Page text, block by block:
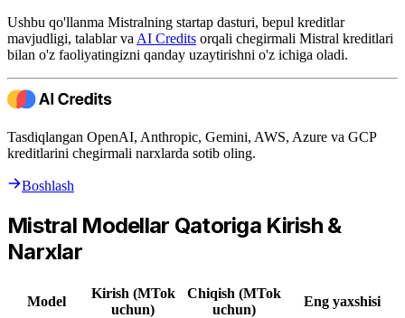
Ushbu qo'llanma Mistralning startap dasturi, bepul kreditlar
mavjudligi, talablar va AI Credits orqali chegirmali Mistral kreditlari
bilan o'z faoliyatingizni qanday uzaytirishni o'z ichiga oladi.
Tasdiqlangan OpenAI, Anthropic, Gemini, AWS, Azure va GCP
kreditlarini chegirmali narxlarda sotib oling.
Boshlash
Mistral Modellar Qatoriga Kirish &
Narxlar
Model
Kirish (MTok
uchun)
Chiqish (MTok
uchun)
Eng yaxshisi